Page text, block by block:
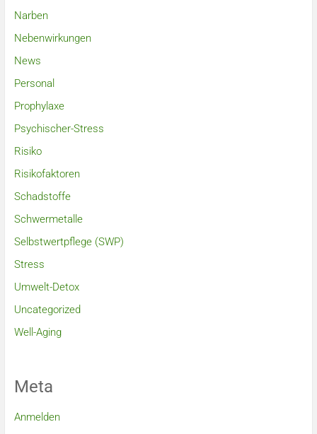
Narben
Nebenwirkungen
News
Personal
Prophylaxe
Psychischer-Stress
Risiko
Risikofaktoren
Schadstoffe
Schwermetalle
Selbstwertpflege (SWP)
Stress
Umwelt-Detox
Uncategorized
Well-Aging
Meta
Anmelden